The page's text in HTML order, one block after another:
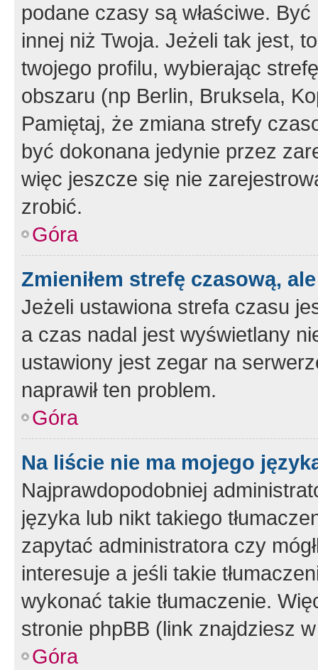
podane czasy są właściwe.
innej niż Twoja. Jeżeli tak jest,
twojego profilu, wybierając
obszaru (np Berlin, Bruksela,
Pamiętaj, że zmiana strefy
być dokonana jedynie przez
więc jeszcze się nie
zrobić.
Góra
Zmieniłem strefę czasową,
Jeżeli ustawiona strefa czasu
a czas nadal jest wyświetlany
ustawiony jest zegar na
naprawił ten problem.
Góra
Na liście nie ma mojego
Najprawdopodobniej
języka lub nikt takiego
zapytać administratora czy
interesuje a jeśli takie
wykonać takie tłumaczenie.
stronie phpBB (link znajdziesz
Góra